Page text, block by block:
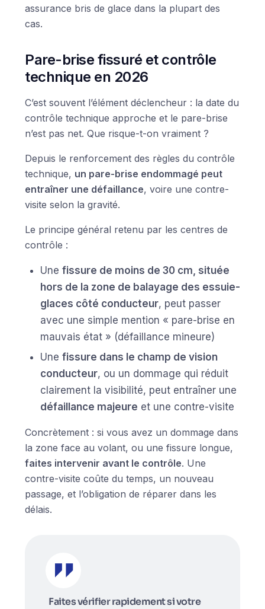
assurance bris de glace dans la plupart des
cas.
Pare-brise fissuré et contrôle
technique en 2026
C’est souvent l’élément déclencheur : la date du
contrôle technique approche et le pare-brise
n’est pas net. Que risque-t-on vraiment ?
Depuis le renforcement des règles du contrôle
technique, un pare-brise endommagé peut
entraîner une défaillance, voire une contre-
visite selon la gravité.
Le principe général retenu par les centres de
contrôle :
Une fissure de moins de 30 cm, située
hors de la zone de balayage des essuie-
glaces côté conducteur, peut passer
avec une simple mention « pare-brise en
mauvais état » (défaillance mineure)
Une fissure dans le champ de vision
conducteur, ou un dommage qui réduit
clairement la visibilité, peut entraîner une
défaillance majeure et une contre-visite
Concrètement : si vous avez un dommage dans
la zone face au volant, ou une fissure longue,
faites intervenir avant le contrôle. Une
contre-visite coûte du temps, un nouveau
passage, et l’obligation de réparer dans les
délais.
Faites vérifier rapidement si votre